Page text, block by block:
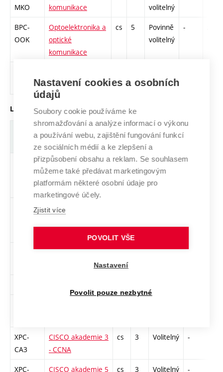
MKO
komunikace
volitelný
BPC-
OOK
Optoelektronika a
optické
komunikace
cs 5
Povinně
volitelný
-
automaty
volitelný
Libovolný ročník, zimní semestr
Název J. Pov.
Angličtina pro
bakaláře - středně
pokročilí 2
en 2
Povinně
volitelný
BPC-AEI
Angličtina pro
XPC-
CA3
CISCO akademie 3
- CCNA
cs 3 Volitelný -
XPC- CISCO akademie 5 cs 3 Volitelný -
Nastavení cookies a osobních
údajů
Soubory cookie používáme ke
shromažďování a analýze informací o výkonu
a používání webu, zajištění fungování funkcí
ze sociálních médií a ke zlepšení a
přizpůsobení obsahu a reklam. Se souhlasem
můžeme také předávat marketingovým
platformám některé osobní údaje pro
marketingové účely.
Zjistit více
POVOLIT VŠE
Nastavení
Povolit pouze nezbytné